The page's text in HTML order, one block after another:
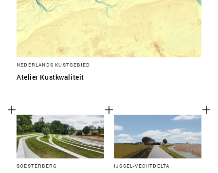
NEDERLANDS KUSTGEBIED
Atelier Kustkwaliteit
SOESTERBERG IJSSEL-VECHTDELTA